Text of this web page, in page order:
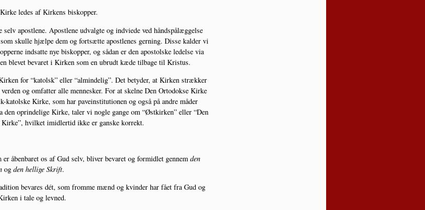
ledes af Kir­kens biskopper.
apost­le­ne. Apost­le­ne udvalg­te og ind­vie­de ved hånd­spå­læg­gel­se
skul­le hjæl­pe dem og fort­sæt­te apost­le­nes ger­ning. Dis­se kal­der vi
ind­sat­te nye biskop­per, og sådan er den apo­stol­ske ledel­se via
ble­vet beva­ret i Kir­ken som en ubrudt kæde til­ba­ge til Kristus.
for “katolsk” eller “almin­de­lig”. Det bety­der, at Kir­ken stræk­ker
og omfat­ter alle men­ne­sker. For at skel­ne Den Orto­dok­se Kir­ke
katol­ske Kir­ke, som har pave­in­sti­tu­tio­nen og også på andre måder
den oprin­de­li­ge Kir­ke, taler vi nog­le gan­ge om “Øst­kir­ken” eller “Den
hvil­ket imid­ler­tid ikke er gan­ske korrekt.
er åben­ba­ret os af Gud selv, bli­ver beva­ret og for­mid­let gen­nem den
og den hel­li­ge Skrift.
beva­res dét, som from­me mænd og kvin­der har fået fra Gud og
i tale og levned.